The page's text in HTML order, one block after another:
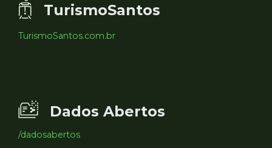
TurismoSantos
TurismoSantos.com.br
Dados Abertos
/dadosabertos